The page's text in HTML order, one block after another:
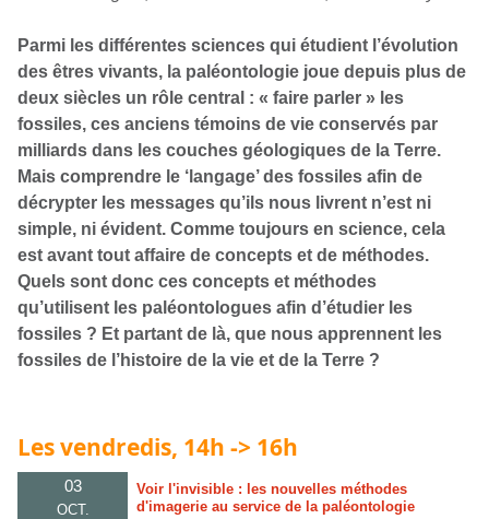
Parmi les différentes sciences qui étudient l’évolution
des êtres vivants, la paléontologie joue depuis plus de
deux siècles un rôle central : « faire parler » les
fossiles, ces anciens témoins de vie conservés par
milliards dans les couches géologiques de la Terre.
Mais comprendre le ‘langage’ des fossiles afin de
décrypter les messages qu’ils nous livrent n’est ni
simple, ni évident. Comme toujours en science, cela
est avant tout affaire de concepts et de méthodes.
Quels sont donc ces concepts et méthodes
qu’utilisent les paléontologues afin d’étudier les
fossiles ? Et partant de là, que nous apprennent les
fossiles de l’histoire de la vie et de la Terre ?
Les vendredis, 14h -> 16h
03
OCT.
Voir l'invisible : les nouvelles méthodes
d'imagerie au service de la paléontologie